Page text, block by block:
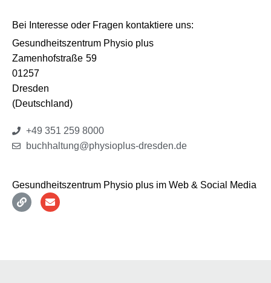
Bei Interesse oder Fragen kontaktiere uns:
Gesundheitszentrum Physio plus
Zamenhofstraße 59
01257
Dresden
(Deutschland)
+49 351 259 8000
buchhaltung@physioplus-dresden.de
Gesundheitszentrum Physio plus im Web & Social Media